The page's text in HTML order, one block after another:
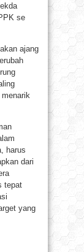
se
ajang
harus
dari
tepat
yang